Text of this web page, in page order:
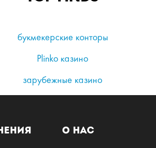
букмекерские конторы
Plinko казино
зарубежные казино
О нас